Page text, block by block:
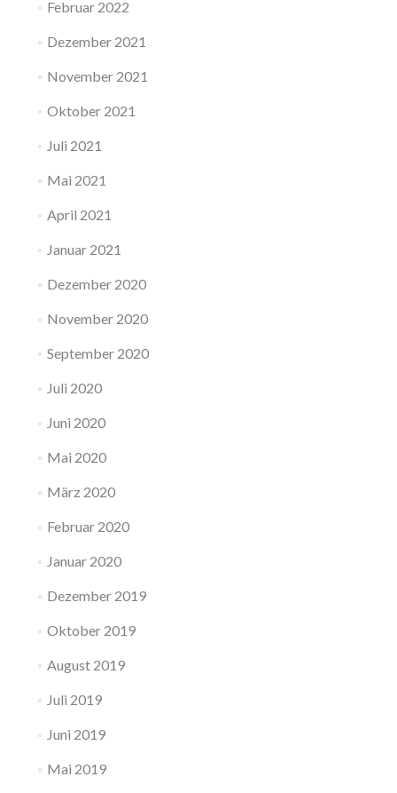
Februar 2022
Dezember 2021
November 2021
Oktober 2021
Juli 2021
Mai 2021
April 2021
Januar 2021
Dezember 2020
November 2020
September 2020
Juli 2020
Juni 2020
Mai 2020
März 2020
Februar 2020
Januar 2020
Dezember 2019
Oktober 2019
August 2019
Juli 2019
Juni 2019
Mai 2019